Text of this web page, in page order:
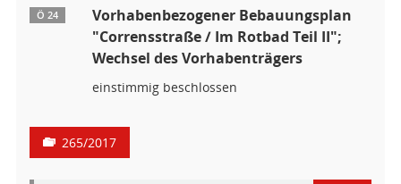
Ö 24
Vorhabenbezogener Bebauungsplan
"Corrensstraße / Im Rotbad Teil II";
Wechsel des Vorhabenträgers
einstimmig beschlossen
265/2017